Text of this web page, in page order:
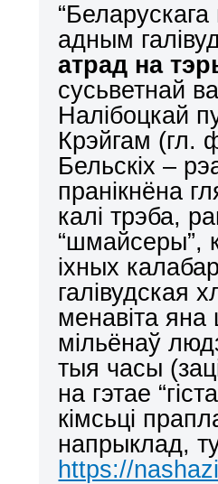
адным
атрад на
сусьветнай
Налібоцкай
Крэйгам (гл.
Бельскіх –
пранікнёна
калі трэба,
“шмайсеры”,
іхных
галівудская
менавіта яна
мільёнаў
тыя часы
на гэтае
кімсьці
напрыклад,
https://